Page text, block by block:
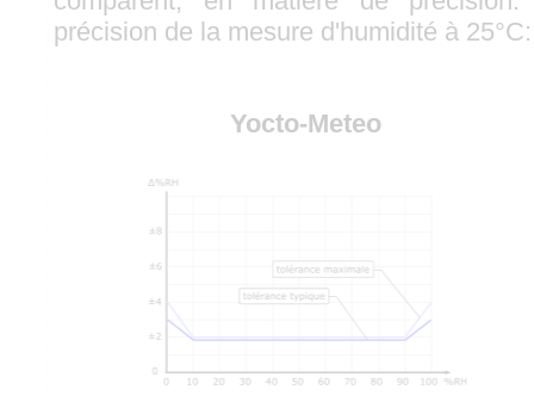
précision de la mesure d'humidité à 25°C:
Yocto-Meteo